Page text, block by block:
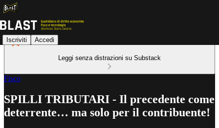
Iscriviti Accedi
Leggi senza distrazioni su Substack
Fisco
SPILLI TRIBUTARI - Il precedente come
deterrente… ma solo per il contribuente!